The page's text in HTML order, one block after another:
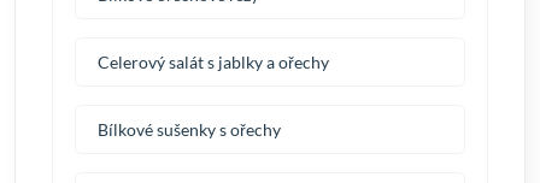
Celerový salát s jablky a ořechy
Bílkové sušenky s ořechy